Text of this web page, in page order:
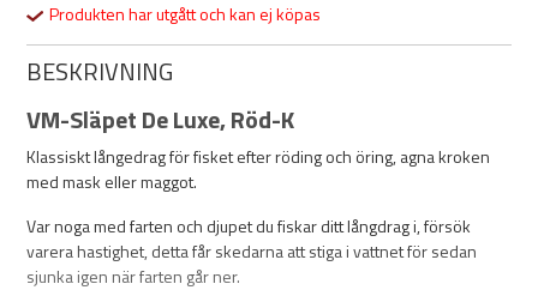
Produkten har utgått och kan ej köpas
BESKRIVNING
VM-Släpet De Luxe, Röd-K
Klassiskt långedrag för fisket efter röding och öring, agna kroken
med mask eller maggot.
Var noga med farten och djupet du fiskar ditt långdrag i, försök
varera hastighet, detta får skedarna att stiga i vattnet för sedan
sjunka igen när farten går ner.